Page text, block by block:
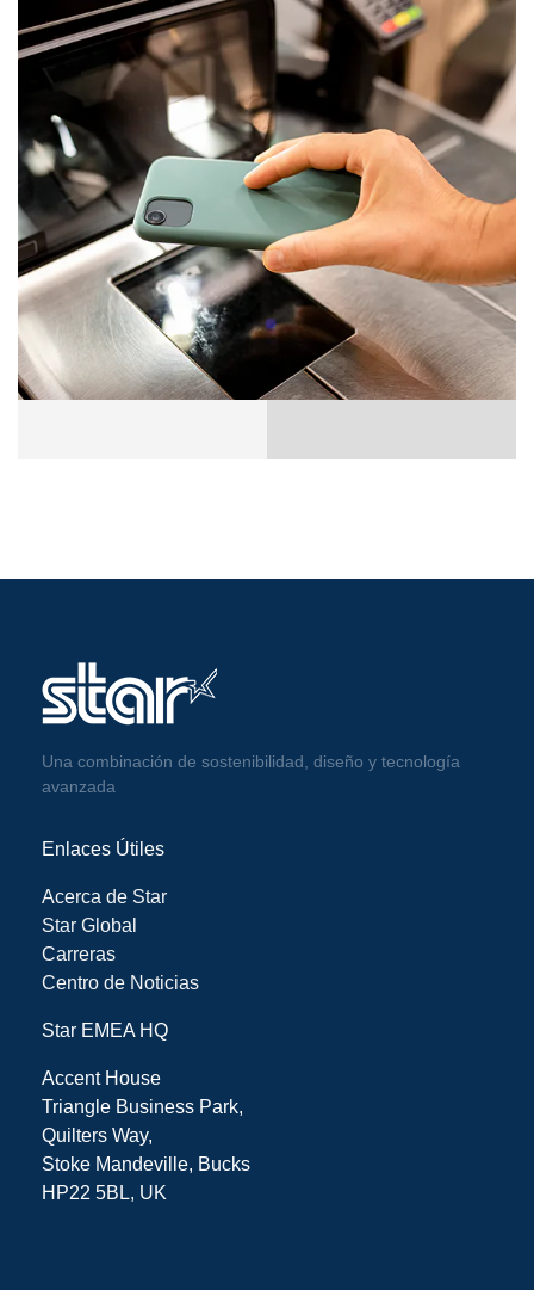
Una combinación de sostenibilidad, diseño y tecnología
avanzada
Enlaces Útiles
Acerca de Star
Star Global
Carreras
Centro de Noticias
Star EMEA HQ
Accent House
Triangle Business Park,
Quilters Way,
Stoke Mandeville, Bucks
HP22 5BL, UK